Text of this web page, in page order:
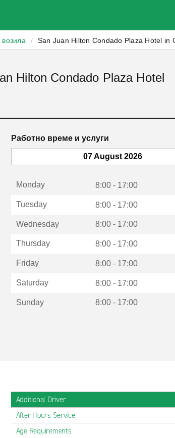
/ San Juan Hilton Condado Plaza Hotel in
Hilton Condado Plaza Hotel
Работно време и услуги
07 August 2026
Monday 8:00 - 17:00
Tuesday 8:00 - 17:00
Wednesday 8:00 - 17:00
Thursday 8:00 - 17:00
Friday 8:00 - 17:00
Saturday 8:00 - 17:00
Sunday 8:00 - 17:00
Additional Driver
After Hours Service
Age Requirements